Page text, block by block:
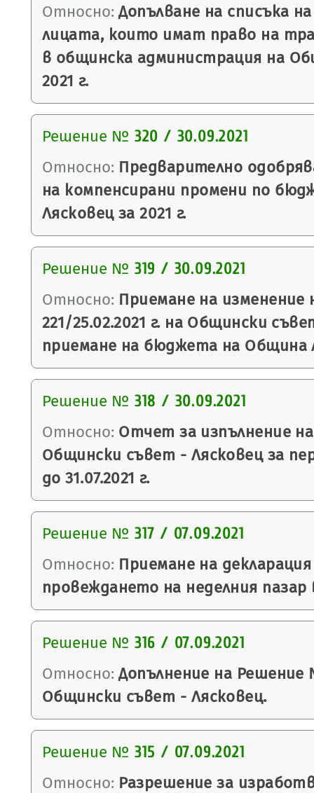
Относно: Допълване на списъка
лицата, които имат право на
в общинска администрация на
2021 г.
Решение № 320 / 30.09.2021
Относно: Предварително
на компенсирани промени по
Лясковец за 2021 г.
Решение № 319 / 30.09.2021
Относно: Приемане на
221/25.02.2021 г. на Общински
приемане на бюджета на Община
Решение № 318 / 30.09.2021
Относно: Отчет за изпълнение
Общински съвет - Лясковец за
до 31.07.2021 г.
Решение № 317 / 07.09.2021
Относно: Приемане на
провеждането на неделния пазар
Решение № 316 / 07.09.2021
Относно: Допълнение на Решение
Общински съвет - Лясковец.
Решение № 315 / 07.09.2021
Относно: Разрешение за